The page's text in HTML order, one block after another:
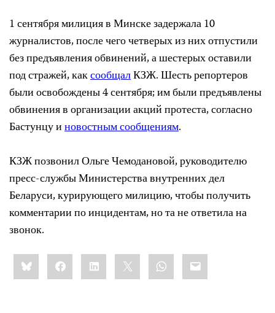
1 сентября милиция в Минске задержала 10
журналистов, после чего четверых из них отпустили
без предъявления обвинений, а шестерых оставили
под стражей, каксообщалКЗЖ. Шесть репортеров
были освобождены 4 сентября; им были предъявлены
обвинения в организации акций протеста, согласно
Бастунцу иновостным сообщениям.
КЗЖ позвонил Ольге Чемодановой, руководителю
пресс-службы Министерства внутренних дел
Беларуси, курирующего милицию, чтобы получить
комментарии по инцидентам, но та не ответила на
звонок.
Share
this:BlueskyFacebookLinkedIn WhatsApp
Email